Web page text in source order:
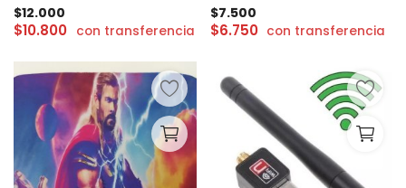
$12.000
$10.800 con transferencia
$7.500
$6.750 con transferencia